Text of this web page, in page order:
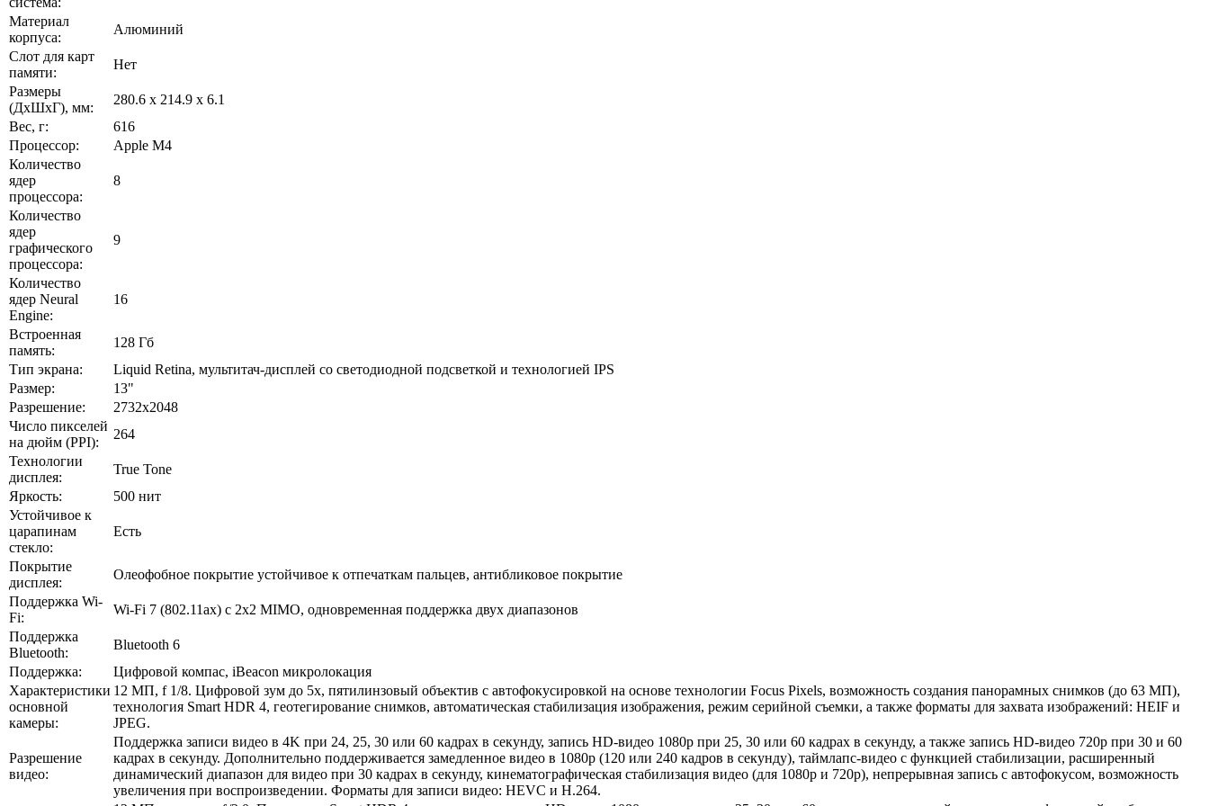
Материал
корпуса:
Алюминий
Слот для карт
памяти:
Нет
Размеры
(ДхШхГ), мм:
280.6 x 214.9 x 6.1
Вес, г:
616
Процессор:
Apple M4
Количество
ядер
процессора:
8
Количество
ядер
графического
процессора:
9
Количество
ядер Neural
Engine:
16
Встроенная
память:
128 Гб
Тип экрана:
Liquid Retina, мультитач-дисплей со светодиодной подсветкой и технологией IPS
Размер:
13"
Разрешение:
2732х2048
Число пикселей
на дюйм (PPI):
264
Технологии
дисплея:
True Tone
Яркость:
500 нит
Устойчивое к
царапинам
стекло:
Есть
Покрытие
дисплея:
Олеофобное покрытие устойчивое к отпечаткам пальцев, антибликовое покрытие
Поддержка Wi-
Fi:
Wi-Fi 7 (802.11ax) с 2x2 MIMO, одновременная поддержка двух диапазонов
Поддержка
Bluetooth:
Bluetooth 6
Поддержка:
Цифровой компас, iBeacon микролокация
Характеристики
основной
камеры:
12 МП, f 1/8. Цифровой зум до 5x, пятилинзовый объектив с автофокусировкой на основе технологии Focus Pixels, возможность создания панорамных снимков (до 63 МП),
технология Smart HDR 4, геотегирование снимков, автоматическая стабилизация изображения, режим серийной съемки, а также форматы для захвата изображений: HEIF и
JPEG.
Разрешение
видео:
Поддержка записи видео в 4K при 24, 25, 30 или 60 кадрах в секунду, запись HD-видео 1080p при 25, 30 или 60 кадрах в секунду, а также запись HD-видео 720p при 30 и 60
кадрах в секунду. Дополнительно поддерживается замедленное видео в 1080p (120 или 240 кадров в секунду), таймлапс-видео с функцией стабилизации, расширенный
динамический диапазон для видео при 30 кадрах в секунду, кинематографическая стабилизация видео (для 1080p и 720p), непрерывная запись с автофокусом, возможность
увеличения при воспроизведении. Форматы для записи видео: HEVC и H.264.